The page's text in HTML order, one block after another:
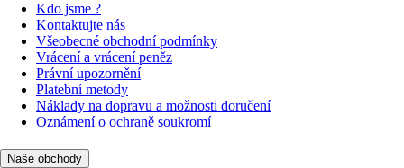
Kdo jsme ?
Kontaktujte nás
Všeobecné obchodní podmínky
Vrácení a vrácení peněz
Právní upozornění
Platební metody
Náklady na dopravu a možnosti doručení
Oznámení o ochraně soukromí
Naše obchody